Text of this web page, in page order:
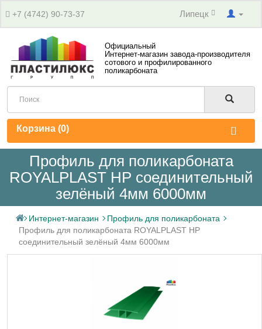
+7 (4742) 90-73-37 Липецк
Официальный
Интернет-магазин завода-производителя
сотового и профилированного
поликарбоната
Корзина (0)
Профиль для поликарбоната
ROYALPLAST HP соединительный
зелёный 4мм 6000мм
Интернет-магазин
Профиль для поликарбоната
Профиль для поликарбоната ROYALPLAST HP
соединительный зелёный 4мм 6000мм